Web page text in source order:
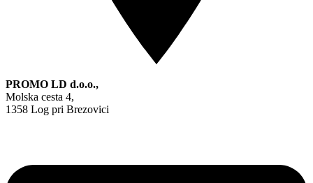
PROMO LD d.o.o.,
Molska cesta 4,
1358 Log pri Brezovici